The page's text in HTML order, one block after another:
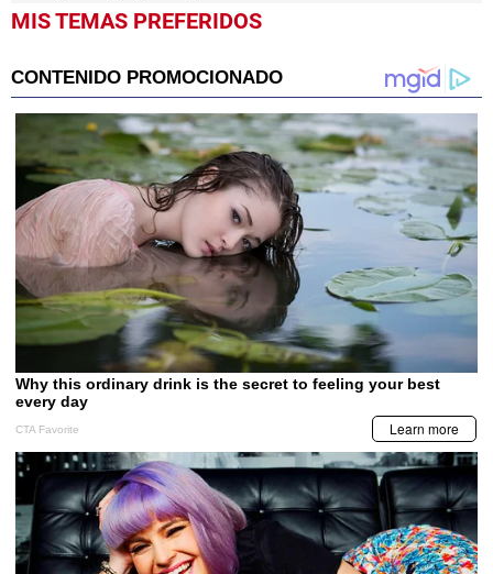
MIS TEMAS PREFERIDOS